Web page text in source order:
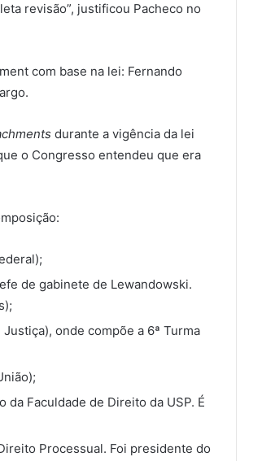
revisão”, justificou Pacheco no
com base na lei: Fernando
durante a vigência da lei
o Congresso entendeu que era
de gabinete de Lewandowski.
onde compõe a 6ª Turma
Faculdade de Direito da USP. É
Processual. Foi presidente do